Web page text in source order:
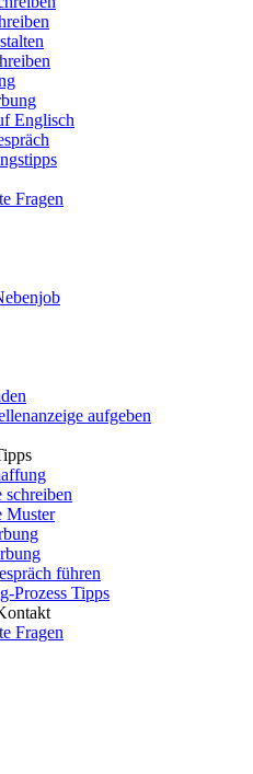
Englisch
Fragen
aufgeben
schreiben
Muster
führen
Prozess Tipps
Fragen